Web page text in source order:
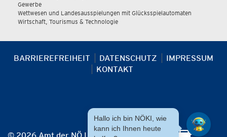
Gewerbe
Wettwesen und Landesausspielungen mit Glücksspielautomaten
Wirtschaft, Tourismus & Technologie
BARRIEREFREIHEIT DATENSCHUTZ
IMPRESSUM
KONTAKT
Hallo ich bin NÖKI, wie
kann ich Ihnen heute